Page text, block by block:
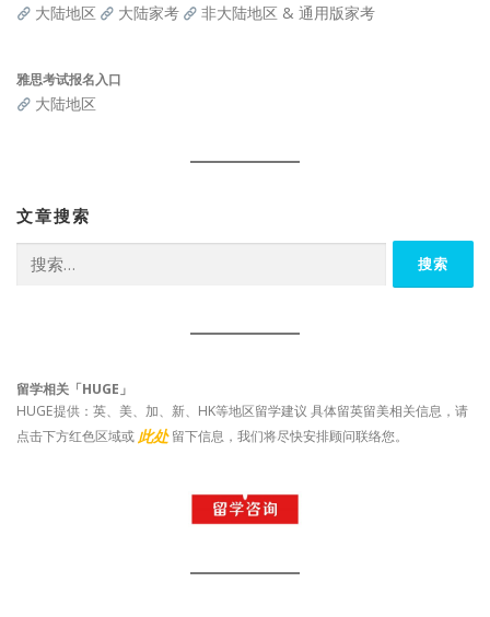
大陆地区 大陆家考 非大陆地区 & 通用版家考
雅思考试报名入口
大陆地区
文章搜索
索：
留学相关「HUGE」
HUGE提供：英、美、加、新、HK等地区留学建议 具体留英留美相关信息，请
点击下方红色区域或 此处 留下信息，我们将尽快安排顾问联络您。